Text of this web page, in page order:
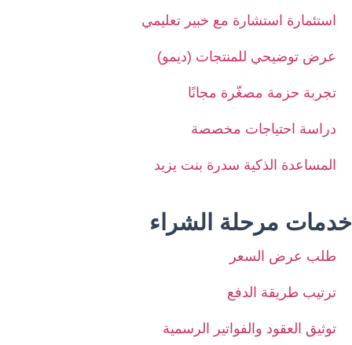
استئمارة استشارة مع خبير تعليمي
عرض توضيحي للمنتجات (ديمو)
تجربة حزمة مصغّرة مجانًا
دراسة احتياجات مخصصة
المساعدة الذكية سدرة بنت يزيد
خدمات مرحلة الشراء
طلب عرض السعر
ترتيب طريقة الدفع
توثيق العقود والفواتير الرسمية